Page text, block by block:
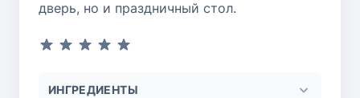
дверь, но и праздничный стол.
ИНГРЕДИЕНТЫ